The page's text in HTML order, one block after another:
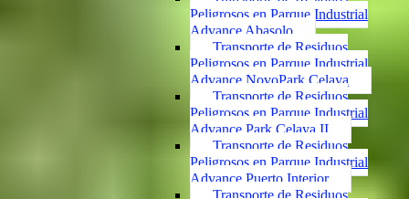
Peligrosos en Parque Industrial
Advance Abasolo
Transporte de Residuos
Peligrosos en Parque Industrial
Advance NovoPark Celaya
Transporte de Residuos
Peligrosos en Parque Industrial
Advance Park Celaya II
Transporte de Residuos
Peligrosos en Parque Industrial
Advance Puerto Interior
Transporte de Residuos